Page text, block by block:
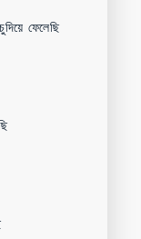
ফেলেছি